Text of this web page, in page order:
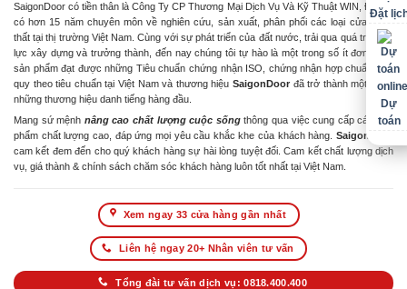
SaigonDoor có tiền thân là Công Ty CP Thương Mại Dịch Vụ Và Kỹ Thuật WIN, Đơn vị
có hơn 15 năm chuyên môn về nghiên cứu, sản xuất, phân phối các loại cửa & nội
thất tại thị trường Việt Nam. Cùng với sự phát triển của đất nước, trải qua quá trình nỗ
lực xây dựng và trưởng thành, đến nay chúng tôi tự hào là một trong số ít đơn vị có
sản phẩm đạt được những Tiêu chuẩn chứng nhận ISO, chứng nhận hợp chuẩn hợp
quy theo tiêu chuẩn tại Việt Nam và thương hiệu SaigonDoor đã trở thành một trong
những thương hiệu danh tiếng hàng đầu.
Mang sứ mệnh nâng cao chất lượng cuộc sốngthông qua việc cung cấp các sản
phẩm chất lượng cao, đáp ứng mọi yêu cầu khắc khe của khách hàng. SaigonDoor
cam kết đem đến cho quý khách hàng sự hài lòng tuyệt đối. Cam kết chất lượng dịch
vụ, giá thành & chính sách chăm sóc khách hàng luôn tốt nhất tại Việt Nam.
Xem ngay 33 cửa hàng gần nhất
Liên hệ ngay 20+ Nhân viên tư vấn
Tổng đài tư vấn dịch vụ: 0818.400.400
Đặt
Dự
toán